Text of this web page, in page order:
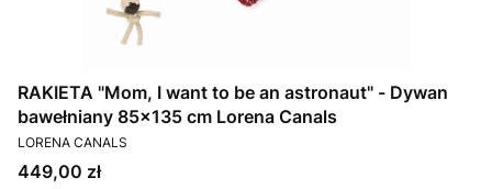
RAKIETA "Mom, I want to be an astronaut" - Dywan
bawełniany 85x135 cm Lorena Canals
PRODUCENT
LORENA CANALS
Cena
449,00 zł